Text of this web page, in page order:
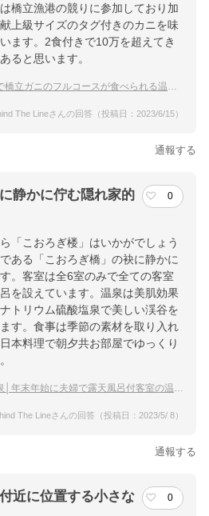
橋立漁港の競りに参加しており加
上級サイズのタグ付きのカニを味
ます。2食付きで10万を超えてき
ると思います。
立ガニのフルコースが食べられる温泉宿は？
The Lineさんの回答（投稿日：2023/6/15）
通報する
静かに佇む隠れ家的
0
「こおろぎ楼」はいかがでしょう
ある「こおろぎ橋」の袂に静かに
。客室は全6室のみで全ての客室
を設えています。温泉は美肌効果
トリウム硫酸塩泉で美しい渓谷を
す。食事は季節の素材を取り入れ
本料理で朝夕共お部屋でゆっくり
末年始に夫婦で露天風呂付客室の温泉宿に泊まりたい
The Lineさんの回答（投稿日：2023/5/ 8）
通報する
近に位置する小さな
0